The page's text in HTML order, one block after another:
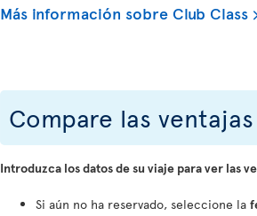
Más información sobre Club Class
Compare las
Introduzca los datos de su viaje para ver las
Si aún no ha reservado, seleccione la